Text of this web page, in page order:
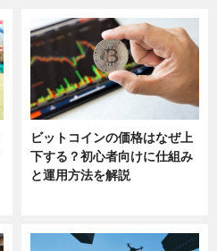
ビットコインの価格はなぜ上
下する？初心者向けに仕組み
と運用方法を解説